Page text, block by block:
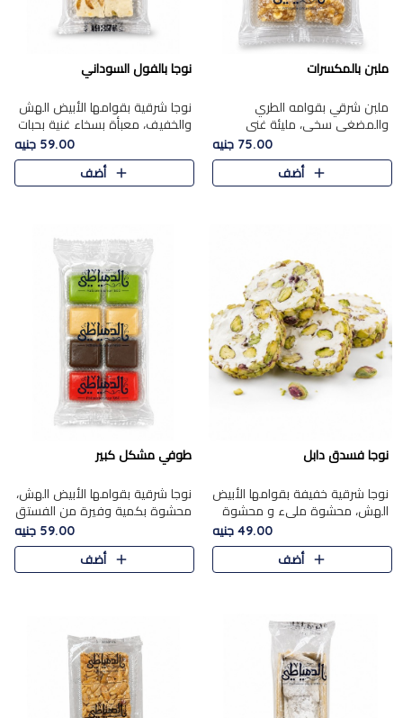
ملبن بالمكسرات
ملبن شرقي بقوامه الطري
والمضغي سخي، مليئة غني
بتشكيلة فاخرة من المكسرات
مشكلة المختارة التي تقدم تضيف
قرمشة مميزة مرضية ونكهة
75.00 جنيه
أضف
نوجا بالفول السوداني
نوجا شرقية بقوامها الأبيض الهش
والخفيف، معبأة بسخاء غنية بحبات
الفول السوداني المحمص التي
يقدم تضيف قرمشة مميزة مرضية
وتوازنًا رائعًا مع حلا..
59.00 جنيه
أضف
نوجا فسدق دابل
نوجا شرقية خفيفة بقوامها الأبيض
الهش، محشوة مليء و محشوة
بـكمية وفيرة من الفستق الفاخر
لتمنحك نكهة مكسرات غنية
وقرمشة مميزة في كل قطعة و
49.00 جنيه
أضف
طوفي مشكل كبير
نوجا شرقية بقوامها الأبيض الهش،
محشوة بكمية وفيرة من الفستق
الفاخر لتمنحك نكهة غنية وقرمشة
مميزة في كل قطعة، لتجربة تجمع
بين الفخامة والمذاق..
59.00 جنيه
أضف